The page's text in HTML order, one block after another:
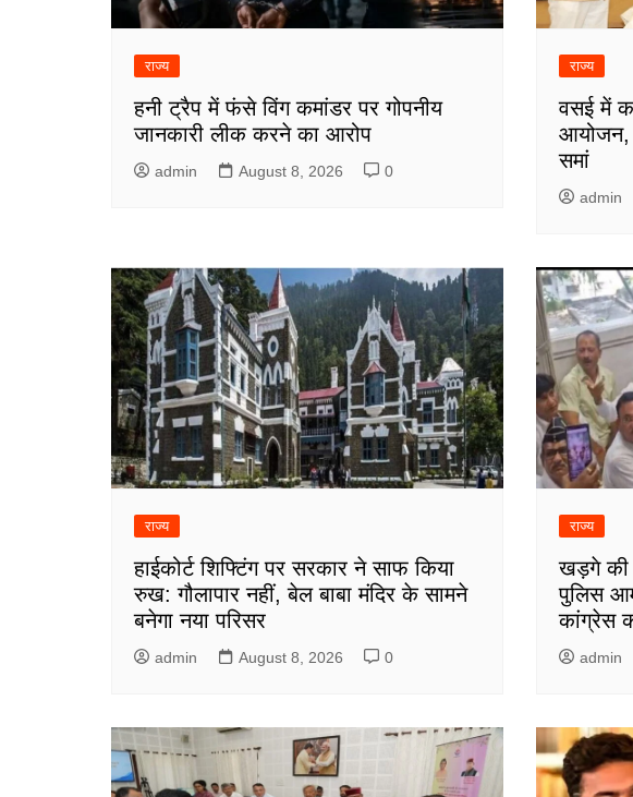
राज्य
हनी ट्रैप में फंसे विंग कमांडर पर गोपनीय
जानकारी लीक करने का आरोप
admin August 8, 2026 0
राज्य
वसई में
आयोजन,
समां
admin
राज्य
हाईकोर्ट शिफ्टिंग पर सरकार ने साफ किया
रुख: गौलापार नहीं, बेल बाबा मंदिर के सामने
बनेगा नया परिसर
admin August 8, 2026 0
राज्य
खड़गे की
पुलिस
कांग्रेस
admin